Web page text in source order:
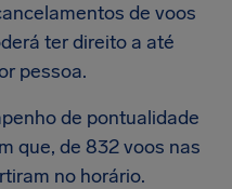
de voos
ter direito a até
pessoa.
de pontualidade
que, de 832 voos nas
no horário.